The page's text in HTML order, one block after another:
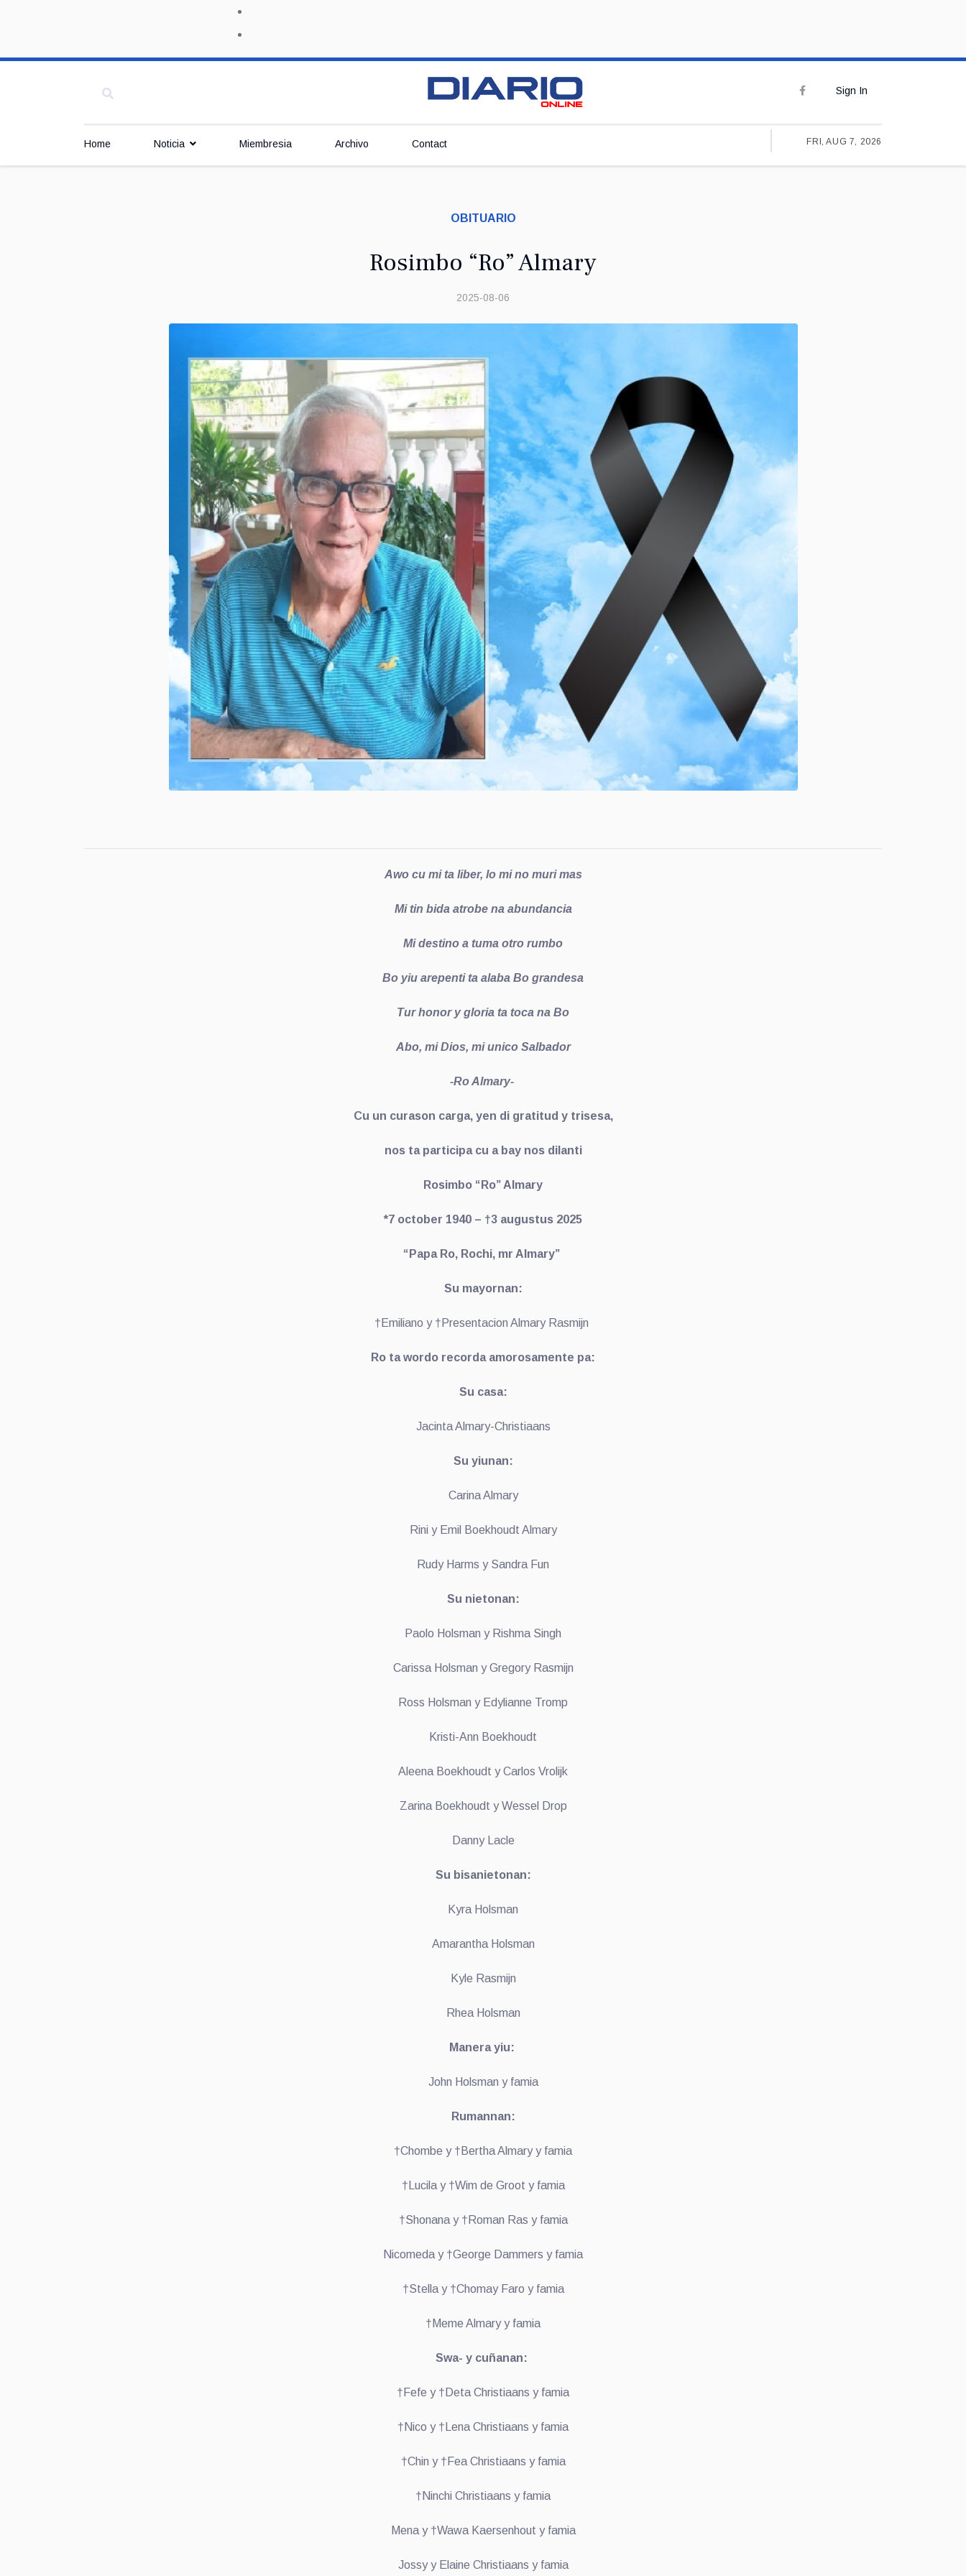
Sign In
Home Noticia Miembresia Archivo Contact FRI, AUG 7, 2026
OBITUARIO
Rosimbo “Ro” Almary
2025-08-06
Awo cu mi ta liber, lo mi no muri mas
Mi tin bida atrobe na abundancia
Mi destino a tuma otro rumbo
Bo yiu arepenti ta alaba Bo grandesa
Tur honor y gloria ta toca na Bo
Abo, mi Dios, mi unico Salbador
-Ro Almary-
Cu un curason carga, yen di gratitud y trisesa,
nos ta participa cu a bay nos dilanti
Rosimbo “Ro” Almary
*7 october 1940 – †3 augustus 2025
“Papa Ro, Rochi, mr Almary”
Su mayornan:
†Emiliano y †Presentacion Almary Rasmijn
Ro ta wordo recorda amorosamente pa:
Su casa:
Jacinta Almary-Christiaans
Su yiunan:
Carina Almary
Rini y Emil Boekhoudt Almary
Rudy Harms y Sandra Fun
Su nietonan:
Paolo Holsman y Rishma Singh
Carissa Holsman y Gregory Rasmijn
Ross Holsman y Edylianne Tromp
Kristi-Ann Boekhoudt
Aleena Boekhoudt y Carlos Vrolijk
Zarina Boekhoudt y Wessel Drop
Danny Lacle
Su bisanietonan:
Kyra Holsman
Amarantha Holsman
Kyle Rasmijn
Rhea Holsman
Manera yiu:
John Holsman y famia
Rumannan:
†Chombe y †Bertha Almary y famia
†Lucila y †Wim de Groot y famia
†Shonana y †Roman Ras y famia
Nicomeda y †George Dammers y famia
†Stella y †Chomay Faro y famia
†Meme Almary y famia
Swa- y cuñanan:
†Fefe y †Deta Christiaans y famia
†Nico y †Lena Christiaans y famia
†Chin y †Fea Christiaans y famia
†Ninchi Christiaans y famia
Mena y †Wawa Kaersenhout y famia
Jossy y Elaine Christiaans y famia